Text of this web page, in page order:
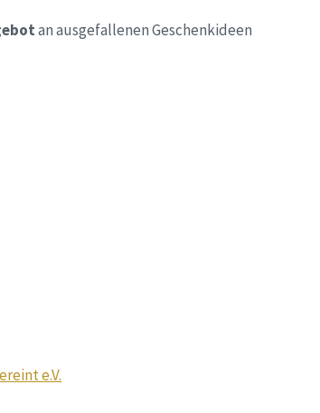
an ausgefallenen Geschenkideen
e.V.